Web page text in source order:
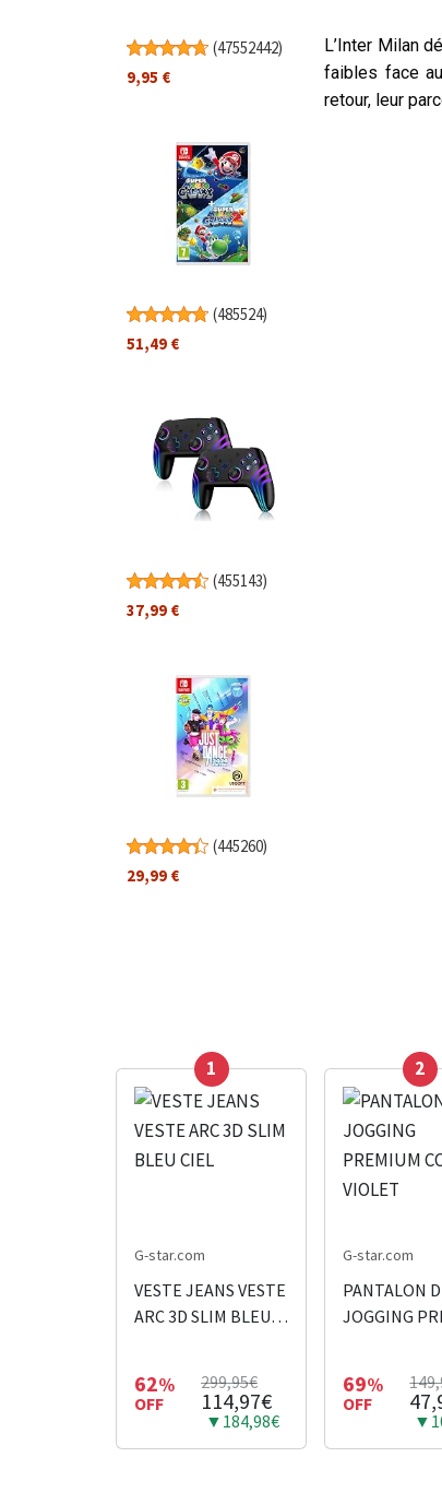
(47552442)
9,95 €
(485524)
51,49 €
(455143)
37,99 €
(445260)
29,99 €
L’Inter Milan
faibles face
retour, leur
1
G-star.com
VESTE JEANS VESTE
ARC 3D SLIM BLEU
62%
OFF
299,95€
114,97€
▼184,98€
2
G-star.com
PANTALON
JOGGING
69%
OFF